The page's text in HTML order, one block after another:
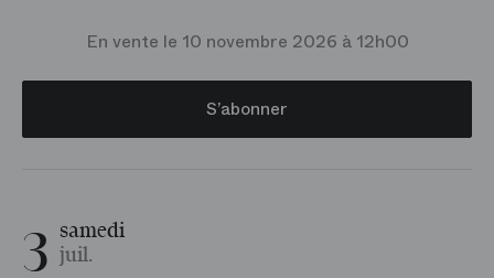
En vente le 10 novembre 2026 à 12h00
S’abonner
3 samedi
juil.